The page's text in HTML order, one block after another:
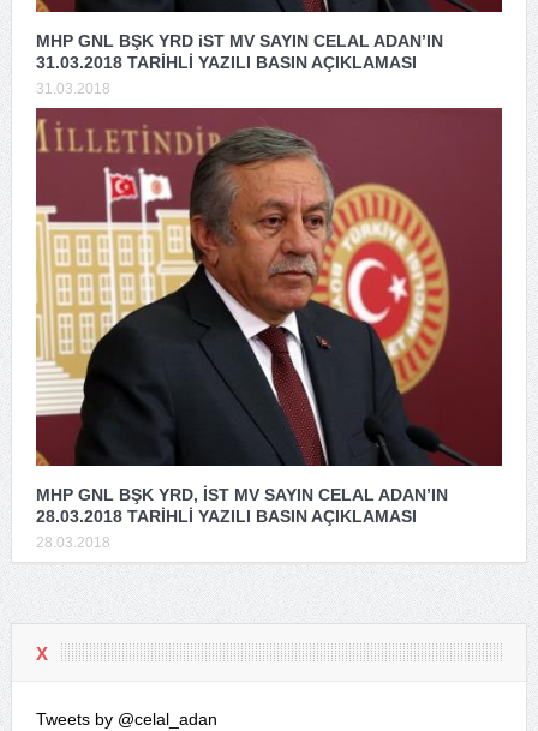
MHP GNL BŞK YRD iST MV SAYIN CELAL ADAN’IN
31.03.2018 TARİHLİ YAZILI BASIN AÇIKLAMASI
31.03.2018
MHP GNL BŞK YRD, İST MV SAYIN CELAL ADAN’IN
28.03.2018 TARİHLİ YAZILI BASIN AÇIKLAMASI
28.03.2018
X
Tweets by @celal_adan